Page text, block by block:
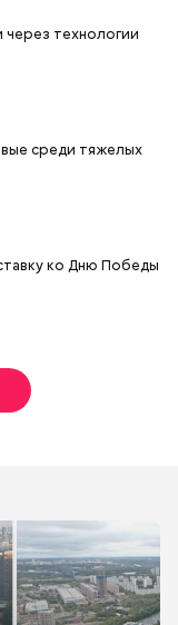
технологии
среди тяжелых
ко Дню Победы